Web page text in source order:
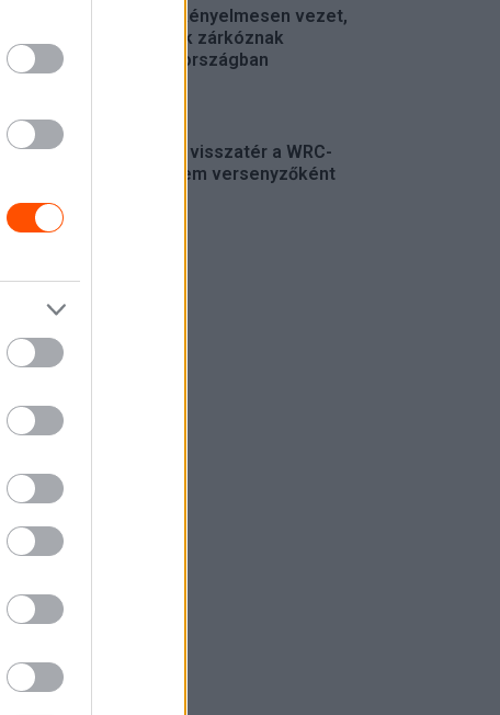
Suárez kényelmesen vezet,
Németék zárkóznak
Spanyolországban
Munster visszatér a WRC-
be, de nem versenyzőként